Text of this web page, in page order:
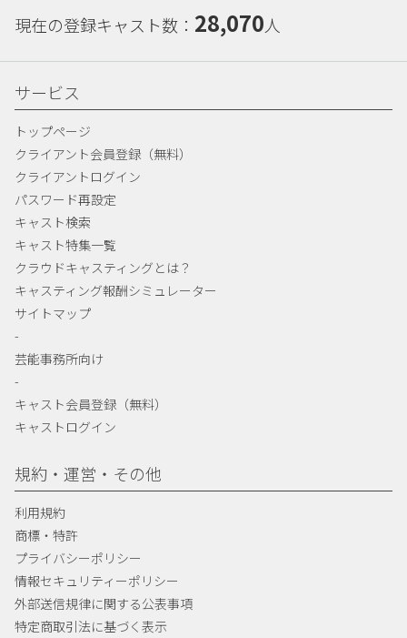
現在の登録キャスト数： 28,070人
サービス
トップページ
クライアント会員登録（無料）
クライアントログイン
パスワード再設定
キャスト検索
キャスト特集一覧
クラウドキャスティングとは？
キャスティング報酬シミュレーター
サイトマップ
-
芸能事務所向け
-
キャスト会員登録（無料）
キャストログイン
規約・運営・その他
利用規約
商標・特許
プライバシーポリシー
情報セキュリティーポリシー
外部送信規律に関する公表事項
特定商取引法に基づく表示